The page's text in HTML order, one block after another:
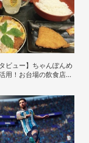
ビュー】ちゃんぽんめ
用！お台場の飲食店で